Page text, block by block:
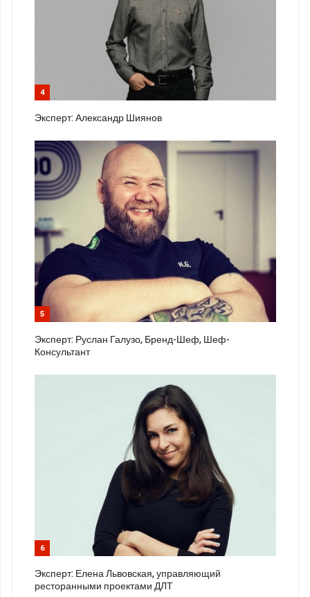
4
Эксперт: Александр Шиянов
5
Эксперт: Руслан Галузо, Бренд-Шеф, Шеф-
Консультант
6
Эксперт: Елена Львовская, управляющий
ресторанными проектами ДЛТ